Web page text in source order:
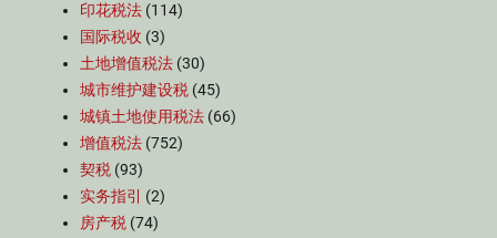
印花税法 (114)
国际税收 (3)
土地增值税法 (30)
城市维护建设税 (45)
城镇土地使用税法 (66)
增值税法 (752)
契税 (93)
实务指引
(2)
房产税 (74)